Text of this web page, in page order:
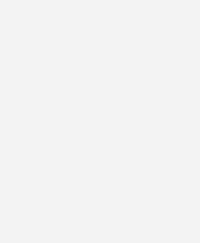
auf-See-Gesetz ringt,
Alarm und fordert schnelle
drohenden Stillstand beim Ausbau
Auslöser ist die Gefahr, dass
ohne Baustarts über Jahre
Offshore (BWO) fordert nun einen
Offshore-Flächen freiwillig
schnell neu ausgeschrieben
nicht festhängen.
(GW) blockiert sein. In damaligen
teils milliardenschwere